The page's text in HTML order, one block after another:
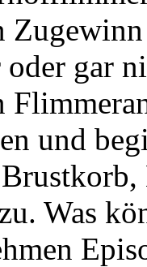
oder gar
und
Was